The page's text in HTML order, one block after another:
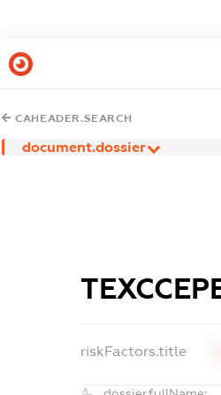
CAHEADER.SEARCH
document.dossier
riskFactors.title